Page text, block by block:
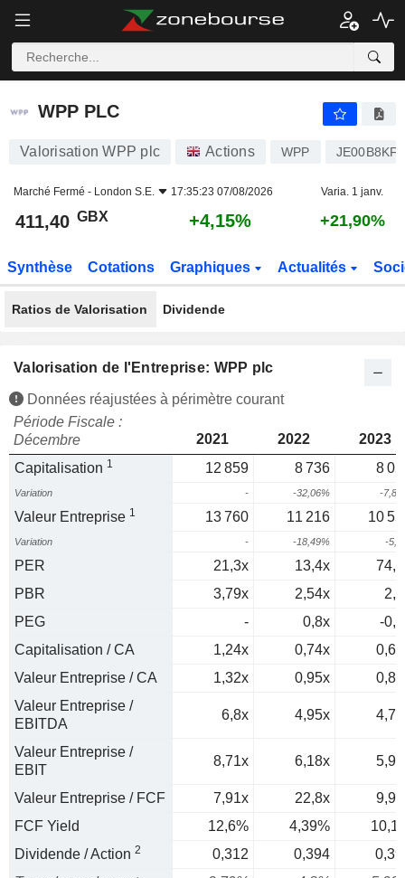
WPP PLC
WPP PLC
Valorisation WPP plc Actions WPP
Marché Fermé - London S.E. 17:35:23 07/08/2026 Varia. 1 janv.
411,40 GBX +4,15% +21,90%
Synthèse Cotations Graphiques Actualités
Ratios de Valorisation Dividende
Valorisation de l'Entreprise: WPP plc
Données réajustées à périmètre courant
Période Fiscale :
Décembre
2021 2022
2023
Capitalisation 1 12 859 8 736 8
Variation - -32,06% -
Valeur Entreprise 1 13 760 11 216 10
Variation - -18,49% -
PER 21,3x 13,4x
PBR
3,79x 2,54x
PEG
- 0,8x
-
Capitalisation / CA
1,24x 0,74x
Valeur Entreprise / CA
1,32x 0,95x
Valeur Entreprise /
EBITDA
6,8x 4,95x
Valeur Entreprise /
EBIT
8,71x 6,18x
Valeur Entreprise / FCF 7,91x 22,8x
FCF Yield
12,6% 4,39%
Dividende / Action 2 0,312 0,394